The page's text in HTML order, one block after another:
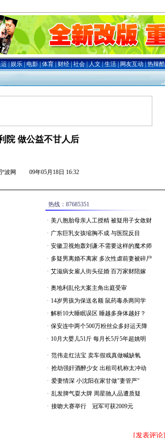
院 做公益不甘人后
宁波网 09年05月18日 16:32
热线：87685351
· 美八胞胎母亲人工授精 被疑用子女敛财
· 广东巨乳女孩缩胸不成 与医院反目
· 安徽卫视炮轰刘谦:不需要这样的魔术师
· 多疑男离婚不离家 多次性虐前妻被碎尸
· 艾滋病女雇人街头征婚 百万家财陪嫁
· 奥地利乱伦大案主角出庭受审
· 14岁男孩为保送名额 鼠药毒杀两同学
· 解析10大睡眠误区 睡越多身体越好？
· 保安连中两个500万粉丝众多好运天降
· 10月大婴儿51斤 每月长5斤5年超姚明
· 范伟走红法宝 卖车假戏真做喊缺氧
· 抢劫强奸酒醉少女 出租司机称太冲动
· 爱妻情深 小沈阳在家甘做"妻管严"
· 乱发脾气耍大牌 周星驰人品遭质疑
· 接吻大赛举行 冠军可获2009元
[发表评论]